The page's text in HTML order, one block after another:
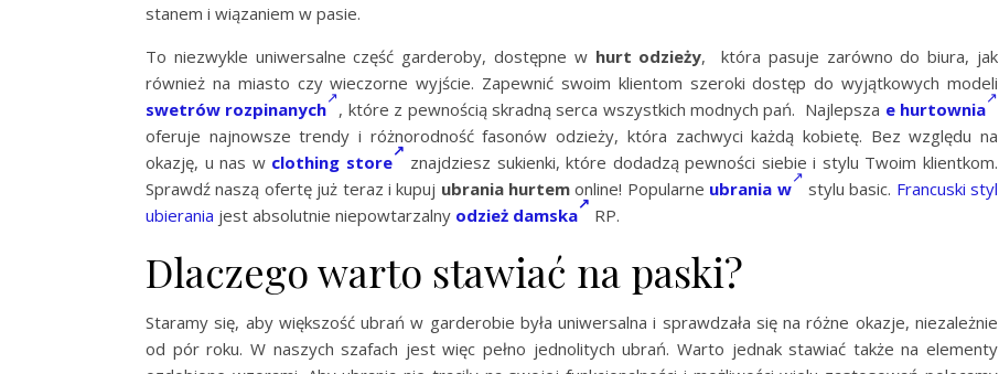
stanem i wiązaniem w pasie.
To niezwykle uniwersalne część garderoby, dostępne w hurt odzieży, która pasuje zarówno do biura, jak
również na miasto czy wieczorne wyjście. Zapewnić swoim klientom szeroki dostęp do wyjątkowych modeli
swetrów rozpinanych , które z pewnością skradną serca wszystkich modnych pań. Najlepsza e hurtownia
oferuje najnowsze trendy i różnorodność fasonów odzieży, która zachwyci każdą kobietę. Bez względu na
okazję, u nas w clothing store
znajdziesz sukienki, które dodadzą pewności siebie i stylu Twoim klientkom.
Sprawdź naszą ofertę już teraz i kupuj ubrania hurtem online! Popularne ubrania w stylu basic. Francuski styl
ubierania jest absolutnie niepowtarzalny odzież damska RP.
Dlaczego warto stawiać na paski?
Staramy się, aby większość ubrań w garderobie była uniwersalna i sprawdzała się na różne okazje, niezależnie
od pór roku. W naszych szafach jest więc pełno jednolitych ubrań. Warto jednak stawiać także na elementy